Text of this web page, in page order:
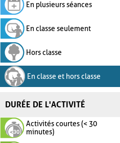
En plusieurs séances
En classe seulement
Hors classe
En classe et hors classe
DURÉE DE L'ACTIVITÉ
Activités courtes (< 30
minutes)